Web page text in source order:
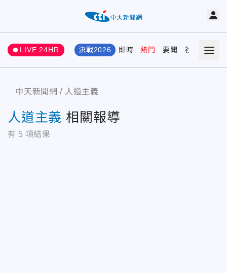
LIVE 24HR 決戰2026 即時 熱門 要聞 社會 娛樂
中天新聞網 人道主義
人道主義 相關報導
有 5 項結果